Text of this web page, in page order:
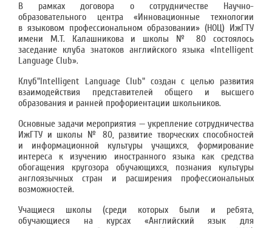
В рамках договора о сотрудничестве Научно-
образовательного центра «Инновационные технологии
в языковом профессиональном образовании» (НОЦ) ИжГТУ
имени М.Т. Калашникова и школы № 80 состоялось
заседание клуба знатоков английского языка «Intelligent
Language Club».
Клуб"Intelligent Language Club" создан с целью развития
взаимодействия представителей общего и высшего
образования и ранней профориентации школьников.
Основные задачи мероприятия — укрепление сотрудничества
ИжГТУ и школы № 80, развитие творческих способностей
и информационной культуры учащихся, формирование
интереса к изучению иностранного языка как средства
обогащения кругозора обучающихся, познания культуры
англоязычных стран и расширения профессиональных
возможностей.
Учащиеся школы (среди которых были и ребята,
обучающиеся на курсах «Английский язык для